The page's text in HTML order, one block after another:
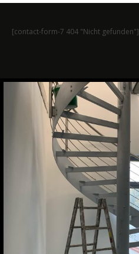
[contact-form-7 404 "Nicht gefunden"]